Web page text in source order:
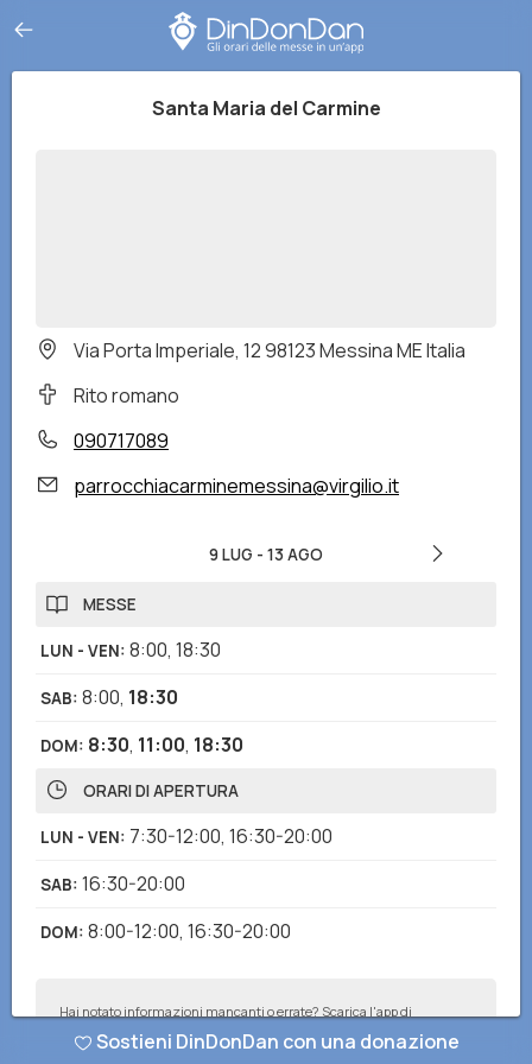
Santa Maria del Carmine
Via Porta Imperiale, 12 98123 Messina ME Italia
Rito romano
090717089
parrocchiacarminemessina@virgilio.it
9 LUG - 13 AGO
MESSE
LUN - VEN: 8:00, 18:30
SAB: 8:00, 18:30
DOM: 8:30, 11:00, 18:30
ORARI DI APERTURA
LUN - VEN: 7:30-12:00, 16:30-20:00
SAB: 16:30-20:00
DOM: 8:00-12:00, 16:30-20:00
Hai notato informazioni mancanti o errate? Scarica l'app di
Sostieni DinDonDan con una donazione